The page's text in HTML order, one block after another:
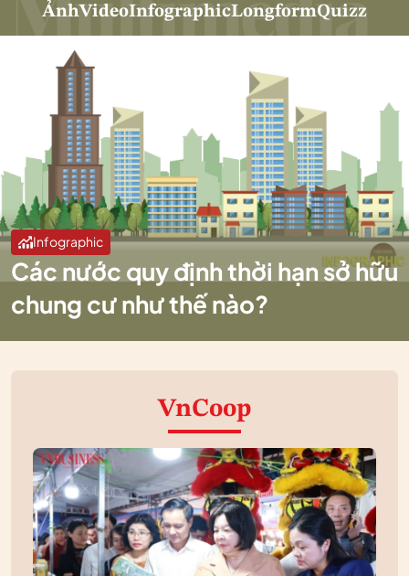
ẢnhVideoInfographicLongformQuizz
Infographic
Các nước quy định thời hạn sở hữu
chung cư như thế nào?
VnCoop